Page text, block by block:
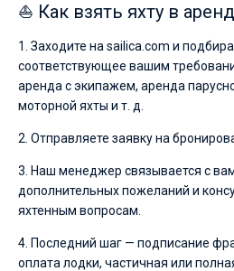
⛵ Как взять яхту в
1. Заходите на sailica.com и
соответствующее вашим
аренда с экипажем, аренда
моторной яхты и т. д.
2. Отправляете заявку на
3. Наш менеджер связывается с
дополнительных пожеланий и
яхтенным вопросам.
4. Последний шаг — подписание
оплата лодки, частичная или